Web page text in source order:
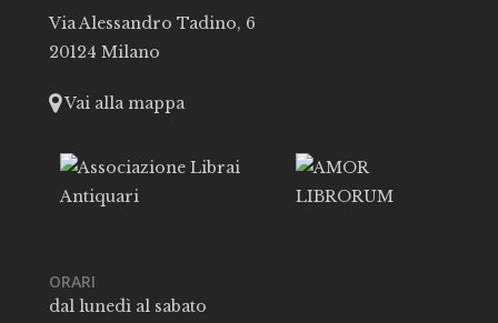
Via Alessandro Tadino, 6
20124 Milano
Vai alla mappa
ORARI
dal lunedì al sabato